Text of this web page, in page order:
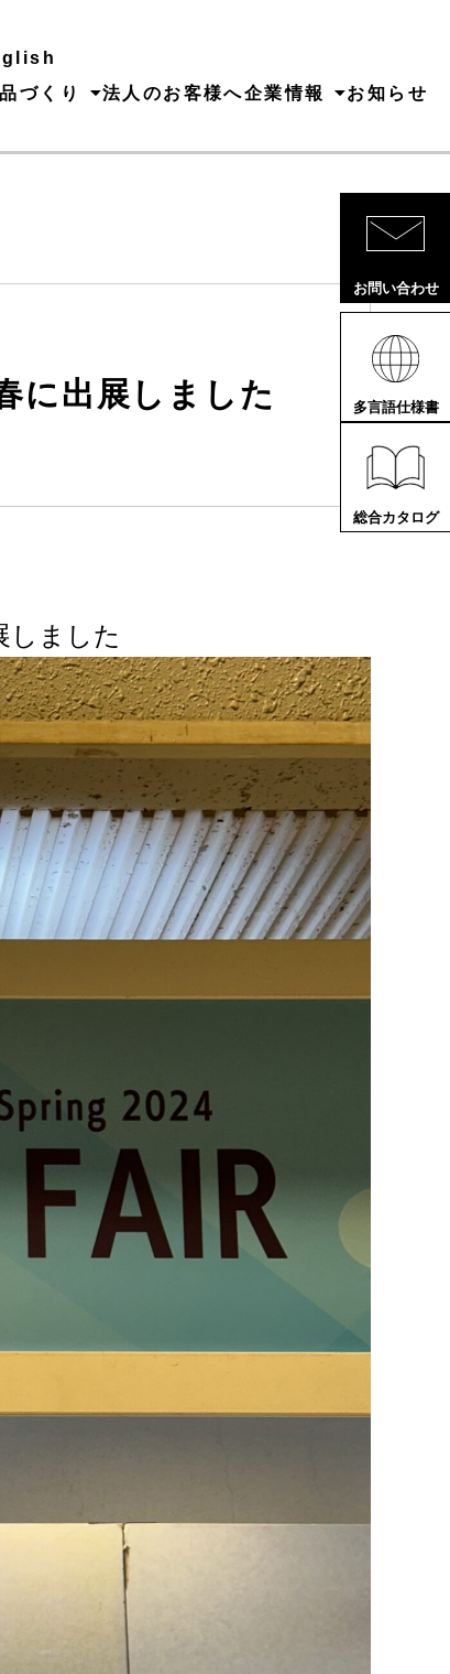
づくり 法人のお客様へ企業情報 お知らせ
に出展しました
しました
お問い合わせ
多言語仕様書
総合カタログ